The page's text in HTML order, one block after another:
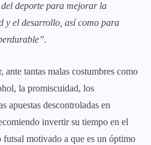
deporte para mejorar la
y el desarrollo, así como para
.
ante tantas malas costumbres como
la promiscuidad, los
apuestas descontroladas en
invertir su tiempo en el
motivado a que es un óptimo